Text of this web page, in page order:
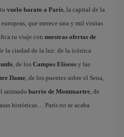
vuelo barato a París, la capital de la
que merece una y mil visitas
tu viaje con nuestras ofertas de
la ciudad de la luz: de la icónica
, de los Campos Elíseos y las
Dame, de los puentes sobre el Sena,
animado barrio de Montmartre, de
históricas… París no se acaba